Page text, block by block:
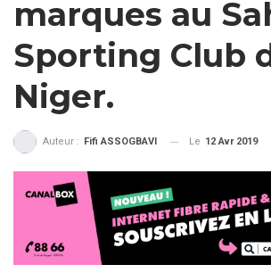
marques au
Sporting Club
Niger.
Auteur : Fifi ASSOGBAVI Le 12 Avr 2019